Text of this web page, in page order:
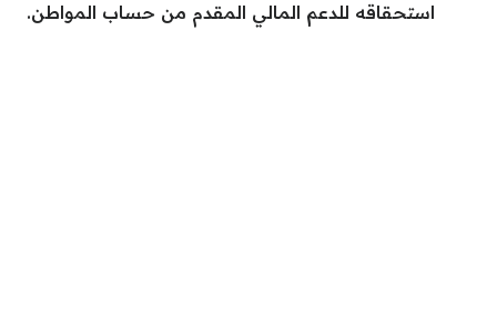
استحقاقه للدعم المالي المقدم من حساب المواطن.